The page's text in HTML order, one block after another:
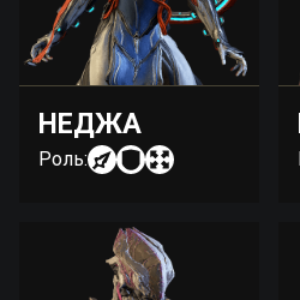
НЕДЖА
Роль: